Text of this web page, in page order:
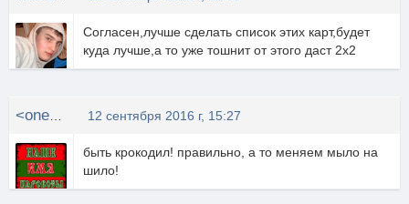
Согласен,лучше сделать список этих карт,будет
куда лучше,а то уже тошнит от этого даст 2х2
12 сентября 2016 г, 15:27
быть крокодил! правильно, а то меняем мыло на
шило!